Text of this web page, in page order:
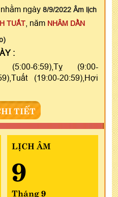
nhằm ngày 8/9/2022 Âm lịch
TUẤT , năm NHÂM DẦN
:
(5:00-6:59),Tỵ (9:00-
(19:00-20:59),Hợi
TIẾT
LỊCH ÂM
9
Tháng 9